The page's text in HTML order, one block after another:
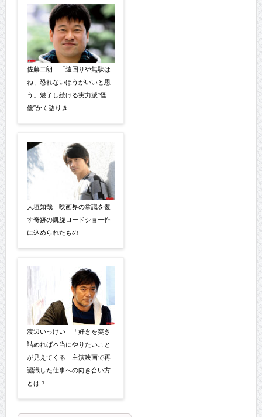
佐藤二朗 「遠回りや無駄は
ね、恐れないほうがいいと思
う」魅了し続ける実力派“怪
優”かく語りき
大垣知哉 映画界の常識を覆
す奇跡の凱旋ロードショー作
に込められたもの
渡辺いっけい 「好きを突き
詰めれば本当にやりたいこと
が見えてくる」主演映画で再
認識した仕事への向き合い方
とは？